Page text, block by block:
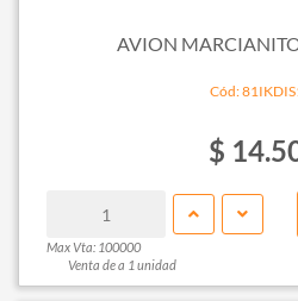
AVION
Cód:
$
Max Vta: 100000
Venta de a 1 unidad